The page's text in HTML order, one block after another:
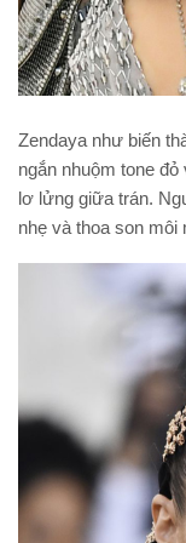
Zendaya như biến
ngắn nhuộm tone
lơ lửng giữa trán.
nhẹ và thoa son môi